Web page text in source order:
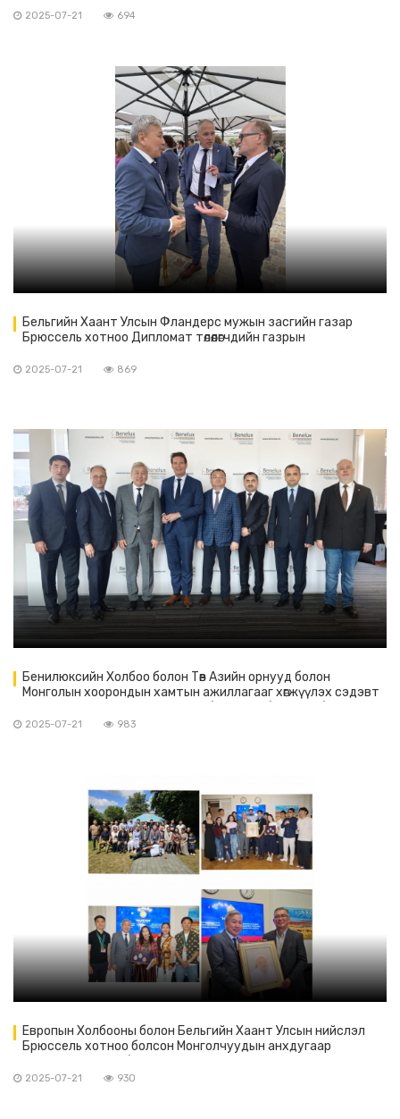
2025-07-21 694
Бельгийн Хаант Улсын Фландерс мужын засгийн газар
Брюссель хотноо Дипломат төлөөлөгчдийн газрын
уулзалт хийлээ.
2025-07-21 869
Бенилюксийн Холбоо болон Төв Азийн орнууд болон
Монголын хоорондын хамтын ажиллагааг хөгжүүлэх сэдэвт
2025-07-21 983
Европын Холбооны болон Бельгийн Хаант Улсын нийслэл
Брюссель хотноо болсон Монголчуудын анхдугаар
2025-07-21 930